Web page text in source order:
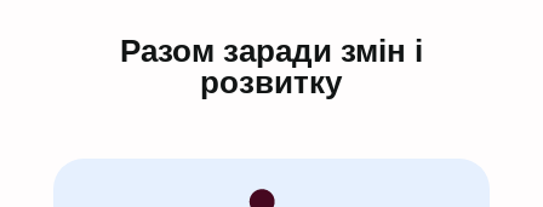
Разом заради змін і
розвитку